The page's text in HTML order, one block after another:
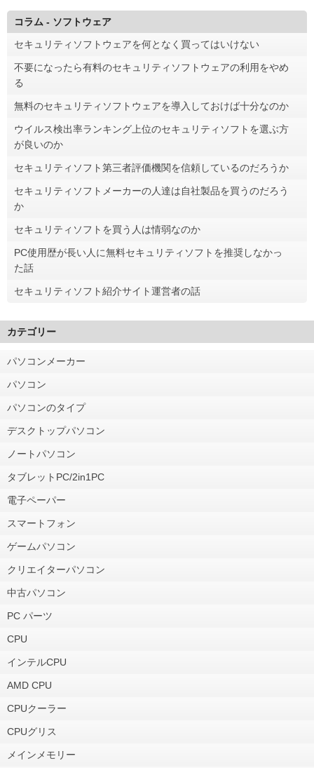
コラム - ソフトウェア
セキュリティソフトウェアを何となく買ってはいけない
不要になったら有料のセキュリティソフトウェアの利用をやめ
る
無料のセキュリティソフトウェアを導入しておけば十分なのか
ウイルス検出率ランキング上位のセキュリティソフトを選ぶ方
が良いのか
セキュリティソフト第三者評価機関を信頼しているのだろうか
セキュリティソフトメーカーの人達は自社製品を買うのだろう
か
セキュリティソフトを買う人は情弱なのか
PC使用歴が長い人に無料セキュリティソフトを推奨しなかっ
た話
セキュリティソフト紹介サイト運営者の話
カテゴリー
パソコンメーカー
パソコン
パソコンのタイプ
デスクトップパソコン
ノートパソコン
タブレットPC/2in1PC
電子ペーパー
スマートフォン
ゲームパソコン
クリエイターパソコン
中古パソコン
PC パーツ
CPU
インテルCPU
AMD CPU
CPUクーラー
CPUグリス
メインメモリー